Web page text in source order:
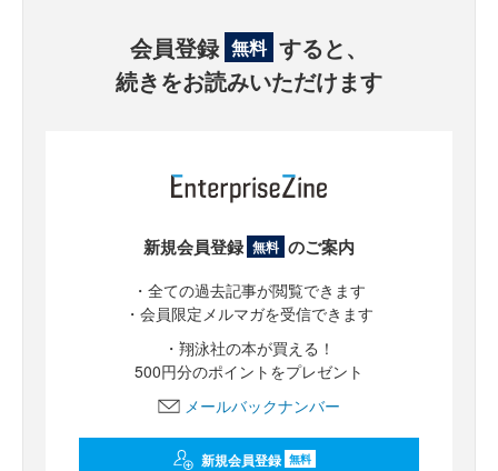
会員登録 無料 すると、
続きをお読みいただけます
新規会員登録 無料 のご案内
・全ての過去記事が閲覧できます
・会員限定メルマガを受信できます
・翔泳社の本が買える！
500円分のポイントをプレゼント
メールバックナンバー
新規会員登録 無料